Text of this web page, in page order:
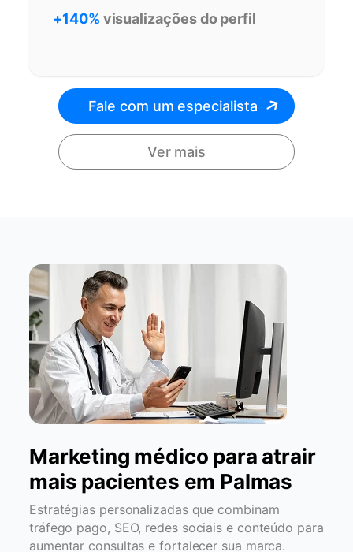
+140% visualizações do perfil
Fale com um especialista
Ver mais
Marketing médico para atrair
mais pacientes em Palmas
Estratégias personalizadas que combinam
tráfego pago, SEO, redes sociais e conteúdo para
aumentar consultas e fortalecer sua marca.